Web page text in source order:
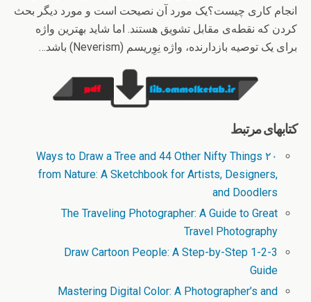
انجام کاری چیست؟یک مورد آن نصیحت است و مورد دیگر بحث
کردن که نقطه‌ی مقابل تشویق هستند. اما شاید بهترین واژه
برای یک توصیه بازدارنده، واژه نِوِریسم (Neverism) باشد…
کتابهای مرتبط
۲۰ Ways to Draw a Tree and 44 Other Nifty Things
from Nature: A Sketchbook for Artists, Designers,
and Doodlers
The Traveling Photographer: A Guide to Great
Travel Photography
1-2-3 Draw Cartoon People: A Step-by-Step
Guide
Mastering Digital Color: A Photographer’s and